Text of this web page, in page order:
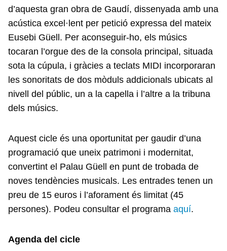
d’aquesta gran obra de Gaudí, dissenyada amb una
acústica excel·lent per petició expressa del mateix
Eusebi Güell. Per aconseguir-ho, els músics
tocaran l’orgue des de la consola principal, situada
sota la cúpula, i gràcies a teclats MIDI incorporaran
les sonoritats de dos mòduls addicionals ubicats al
nivell del públic, un a la capella i l’altre a la tribuna
dels músics.
Aquest cicle és una oportunitat per gaudir d’una
programació que uneix patrimoni i modernitat,
convertint el Palau Güell en punt de trobada de
noves tendències musicals. Les entrades tenen un
preu de 15 euros i l’aforament és limitat (45
persones). Podeu consultar el programa aquí.
Agenda del cicle